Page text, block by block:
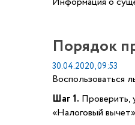
Порядок
30.04.2020, 09:53
Воспользоваться
Шаг 1. Проверить,
«Налоговый